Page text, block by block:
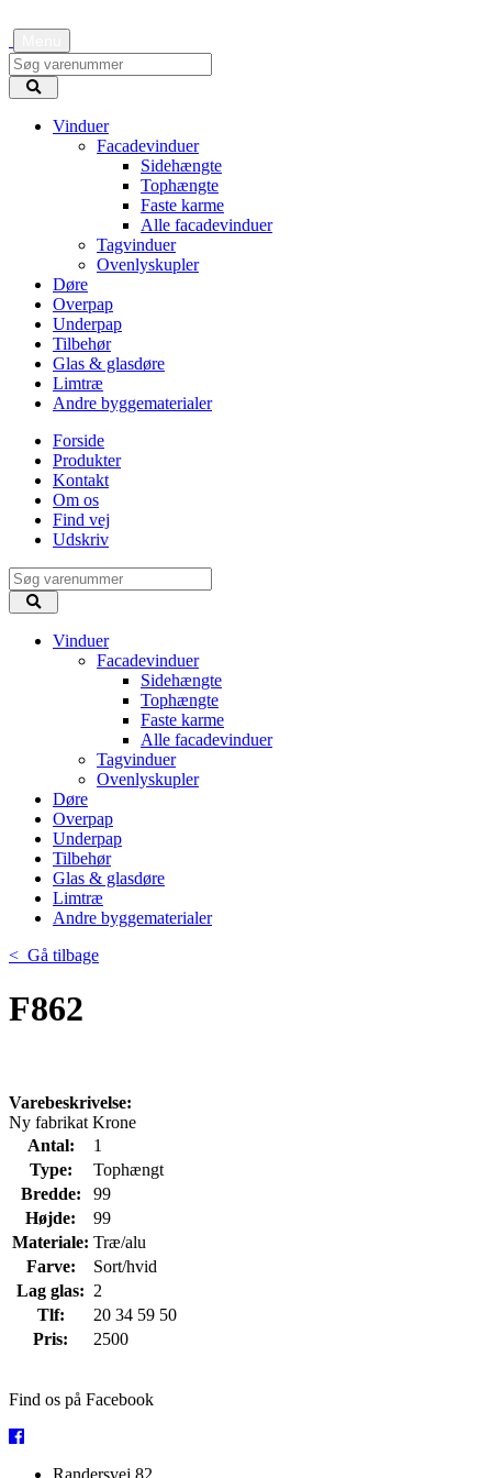
Vinduer
Facadevinduer
Sidehængte
Tophængte
Faste karme
Alle facadevinduer
Tagvinduer
Ovenlyskupler
Døre
Overpap
Underpap
Tilbehør
Glas & glasdøre
Limtræ
Andre byggematerialer
Forside
Produkter
Kontakt
Om os
Find vej
Udskriv
Vinduer
Facadevinduer
Sidehængte
Tophængte
Faste karme
Alle facadevinduer
Tagvinduer
Ovenlyskupler
Døre
Overpap
Underpap
Tilbehør
Glas & glasdøre
Limtræ
Andre byggematerialer
< Gå tilbage
F862
Varebeskrivelse:
Ny fabrikat Krone
Antal:
1
Type:
Tophængt
Bredde:
99
Højde:
99
Materiale: Træ/alu
Farve:
Sort/hvid
Lag glas: 2
Tlf:
20 34 59 50
Pris:
2500
Find os på Facebook
Randersvej 82